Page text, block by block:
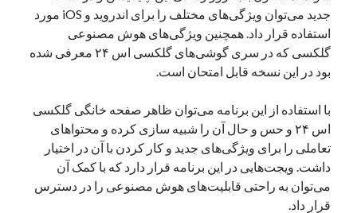
جولای 2025
ژوئن 2025
می 2025
آوریل 2025
فوریه 2025
ژانویه 2025
دسامبر 2024
نوامبر 2024
اکتبر 2024
سپتامبر 2024
جدید می‌توان ویژگی‌های مختلف را برای اندروید و iOS مورد
استفاده قرار داد. همچنین ویژگی‌های هوش مصنوعی
گلکسی که در سری گوشی‌های گلکسی اس ۲۴ معرفی شده
بود در این نسخه قابل امتحان است.
با استفاده از این برنامه می‌توان ظاهر صفحه خانگی گلکسی
اس ۲۴ و حس و حال آن را شبیه سازی کرده و محتواهای
تعاملی را برای ویژگی‌های جدید و کار کردن با آن در اختیار
داشت. ویجت‌هایی در این برنامه قرار دارد که با کمک آن
می‌توان به راحتی قابلیت‌های هوش مصنوعی را در دسترس
قرار داد.